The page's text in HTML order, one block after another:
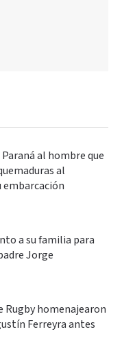
al hombre que
al
embarcación
a su familia para
Jorge
Rugby homenajearon
Ferreyra antes